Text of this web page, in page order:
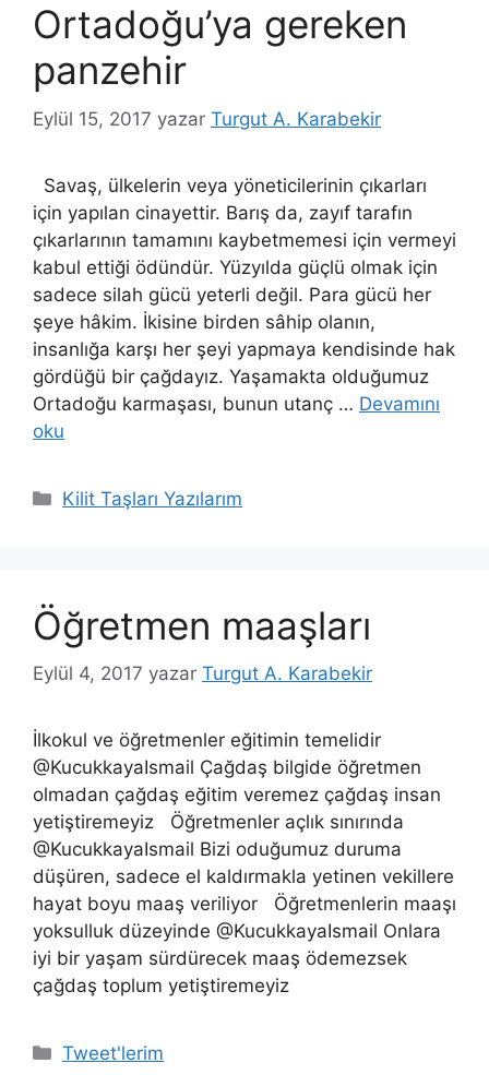
Ortadoğu’ya gereken
panzehir
Eylül 15, 2017 yazar Turgut A. Karabekir
Savaş, ülkelerin veya yöneticilerinin çıkarları
için yapılan cinayettir. Barış da, zayıf tarafın
çıkarlarının tamamını kaybetmemesi için vermeyi
kabul ettiği ödündür. Yüzyılda güçlü olmak için
sadece silah gücü yeterli değil. Para gücü her
şeye hâkim. İkisine birden sâhip olanın,
insanlığa karşı her şeyi yapmaya kendisinde hak
gördüğü bir çağdayız. Yaşamakta olduğumuz
Ortadoğu karmaşası, bunun utanç … Devamını
oku
Kategoriler
Kilit Taşları Yazılarım
Öğretmen maaşları
Eylül 4, 2017 yazar Turgut A. Karabekir
İlkokul ve öğretmenler eğitimin temelidir
@KucukkayaIsmail Çağdaş bilgide öğretmen
olmadan çağdaş eğitim veremez çağdaş insan
yetiştiremeyiz Öğretmenler açlık sınırında
@KucukkayaIsmail Bizi oduğumuz duruma
düşüren, sadece el kaldırmakla yetinen vekillere
hayat boyu maaş veriliyor Öğretmenlerin maaşı
yoksulluk düzeyinde @KucukkayaIsmail Onlara
iyi bir yaşam sürdürecek maaş ödemezsek
çağdaş toplum yetiştiremeyiz
Kategoriler
Tweet'lerim